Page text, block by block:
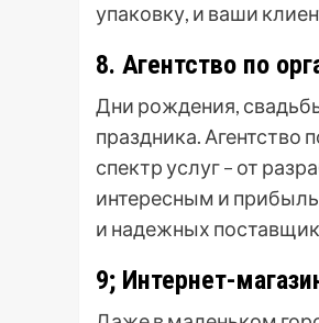
упаковку, и ваши
8. Агентство по
Дни рождения,
праздника. Агентство
спектр услуг – от
интересным и
и надежных
9; Интернет-